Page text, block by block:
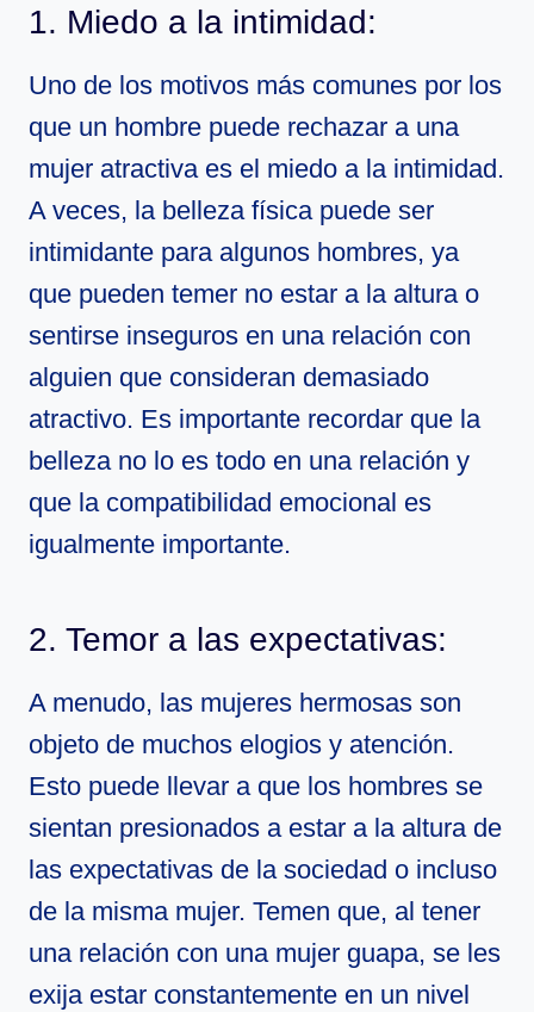
1. Miedo a la intimidad:
Uno de los motivos más comunes por los
que un hombre puede rechazar a una
mujer atractiva es el miedo a la intimidad.
A veces, la belleza física puede ser
intimidante para algunos hombres, ya
que pueden temer no estar a la altura o
sentirse inseguros en una relación con
alguien que consideran demasiado
atractivo. Es importante recordar que la
belleza no lo es todo en una relación y
que la compatibilidad emocional es
igualmente importante.
2. Temor a las expectativas:
A menudo, las mujeres hermosas son
objeto de muchos elogios y atención.
Esto puede llevar a que los hombres se
sientan presionados a estar a la altura de
las expectativas de la sociedad o incluso
de la misma mujer. Temen que, al tener
una relación con una mujer guapa, se les
exija estar constantemente en un nivel